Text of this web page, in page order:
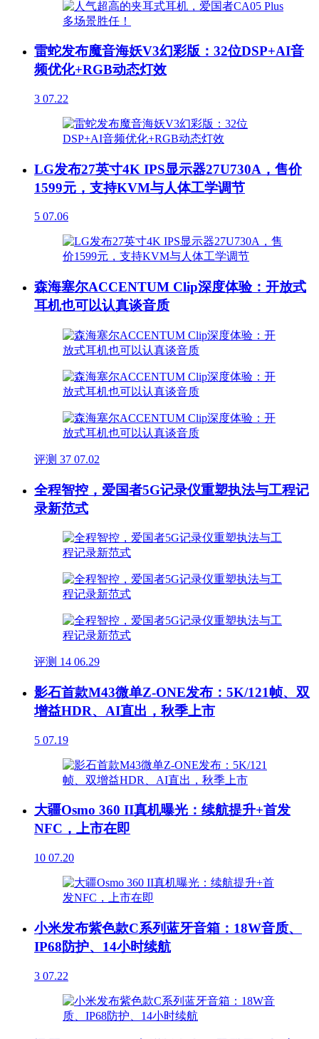
雷蛇发布魔音海妖V3幻彩版：32位DSP+AI音
频优化+RGB动态灯效
3 07.22
LG发布27英寸4K IPS显示器27U730A，售价
1599元，支持KVM与人体工学调节
5 07.06
森海塞尔ACCENTUM Clip深度体验：开放式
耳机也可以认真谈音质
评测 37 07.02
全程智控，爱国者5G记录仪重塑执法与工程记
录新范式
评测 14 06.29
影石首款M43微单Z-ONE发布：5K/121帧、双
增益HDR、AI直出，秋季上市
5 07.19
大疆Osmo 360 II真机曝光：续航提升+首发
NFC，上市在即
10 07.20
小米发布紫色款C系列蓝牙音箱：18W音质、
IP68防护、14小时续航
3 07.22